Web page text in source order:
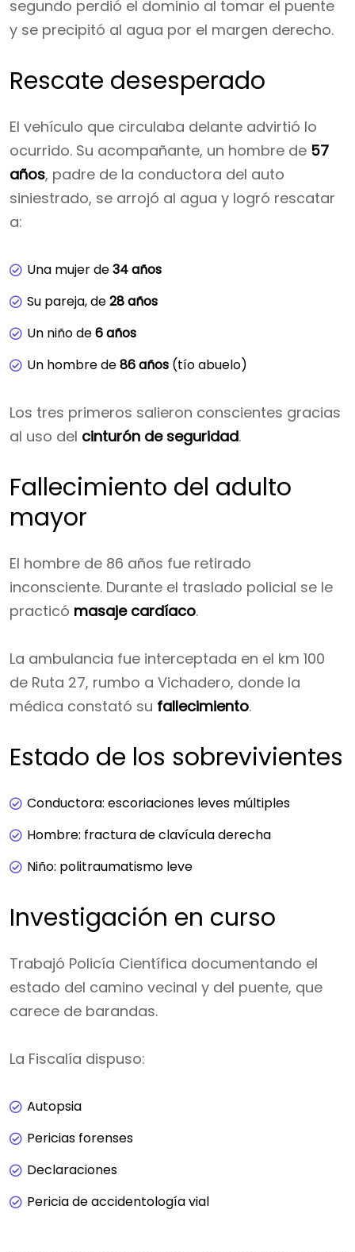
segundo perdió el dominio al tomar el puente
y se precipitó al agua por el margen derecho.
Rescate desesperado
El vehículo que circulaba delante advirtió lo
ocurrido. Su acompañante, un hombre de 57
años, padre de la conductora del auto
siniestrado, se arrojó al agua y logró rescatar
a:
Una mujer de34 años
Su pareja, de28 años
Un niño de6 años
Un hombre de86 años (tío abuelo)
Los tres primeros salieron conscientes gracias
al uso del cinturón de seguridad.
Fallecimiento del adulto
mayor
El hombre de 86 años fue retirado
inconsciente. Durante el traslado policial se le
practicó masaje cardíaco.
La ambulancia fue interceptada en el km 100
de Ruta 27, rumbo a Vichadero, donde la
médica constató su fallecimiento.
Estado de los sobrevivientes
Conductora: escoriaciones leves múltiples
Hombre: fractura de clavícula derecha
Niño: politraumatismo leve
Investigación en curso
Trabajó Policía Científica documentando el
estado del camino vecinal y del puente, que
carece de barandas.
La Fiscalía dispuso:
Autopsia
Pericias forenses
Declaraciones
Pericia de accidentología vial